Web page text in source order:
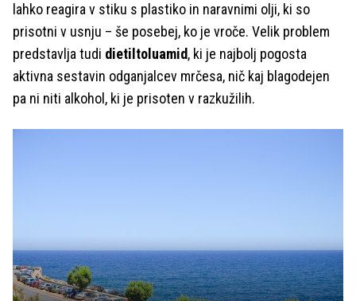
lahko reagira v stiku s plastiko in naravnimi olji, ki so
prisotni v usnju – še posebej, ko je vroče. Velik problem
predstavlja tudi dietiltoluamid, ki je najbolj pogosta
aktivna sestavin odganjalcev mrčesa, nič kaj blagodejen
pa ni niti alkohol, ki je prisoten v razkužilih.